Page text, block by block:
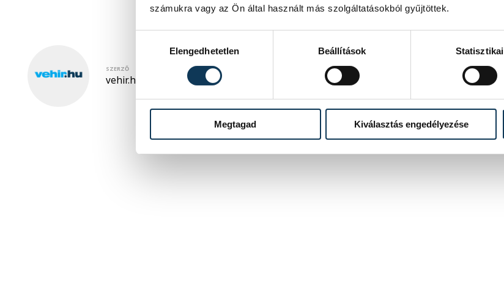
számukra vagy az Ön által használt más szolgáltatásokból gyűjtöttek.
Elengedhetetlen
Beállítások Statisztikai
Megtagad Kiválasztás engedélyezése
SZERZŐ
vehir.hu